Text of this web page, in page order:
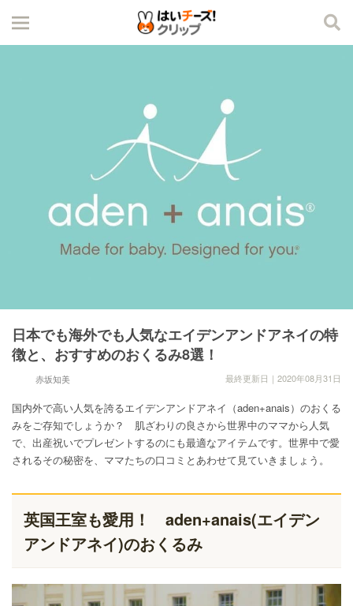
日本でも海外でも人気なエイデンアンドアネイの特
徴と、おすすめのおくるみ8選！
赤坂知美 最終更新日｜2020年08月31日
国内外で高い人気を誇るエイデンアンドアネイ（aden+anais）のおくる
みをご存知でしょうか？ 肌ざわりの良さから世界中のママから人気
で、出産祝いでプレゼントするのにも最適なアイテムです。世界中で愛
されるその秘密を、ママたちの口コミとあわせて見ていきましょう。
英国王室も愛用！ aden+anais(エイデン
アンドアネイ)のおくるみ